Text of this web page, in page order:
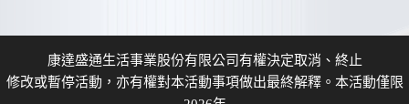
康達盛通生活事業股份有限公司有權決定取消、終止
修改或暫停活動，亦有權對本活動事項做出最終解釋。本活動僅限